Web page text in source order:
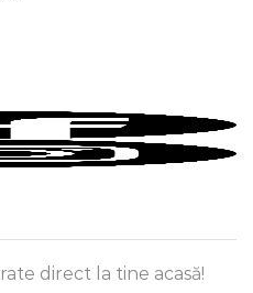
direct la tine acasă!